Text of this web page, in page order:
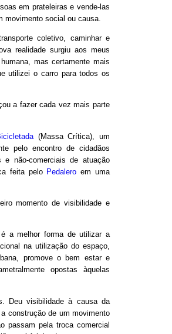
em prateleiras e vende-las
movimento social ou causa.
coletivo, caminhar e
realidade surgiu aos meus
mas certamente mais
utilizei o carro para todos os
a fazer cada vez mais parte
(Massa Crítica), um
pelo encontro de cidadãos
e não-comerciais de atuação
feita pelo Pedalero em uma
momento de visibilidade e
a melhor forma de utilizar a
na utilização do espaço,
promove o bem estar e
opostas àquelas
Deu visibilidade à causa da
construção de um movimento
passam pela troca comercial